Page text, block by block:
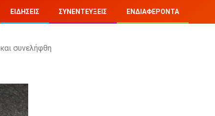
ΕΙΔΉΣΕΙΣ ΣΥΝΕΝΤΕΎΞΕΙΣ ΕΝΔΙΑΦΈΡΟΝΤΑ
συνελήφθη